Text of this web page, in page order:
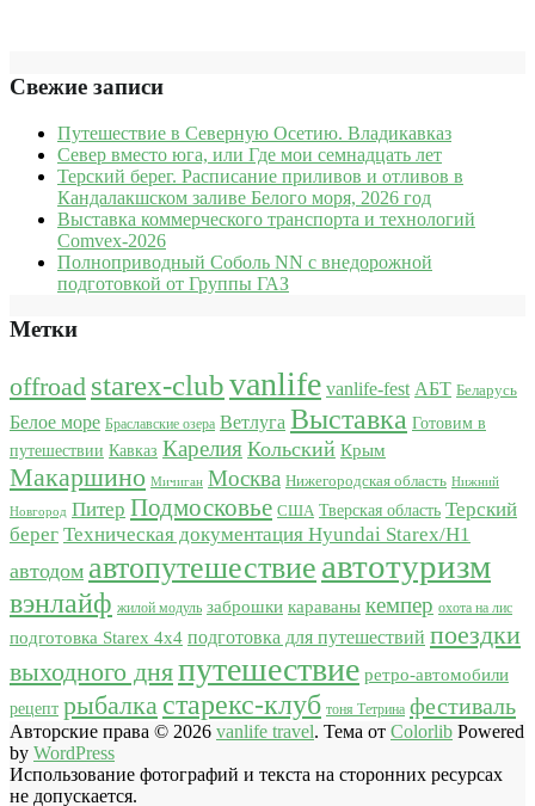
Свежие записи
Путешествие в Северную Осетию. Владикавказ
Север вместо юга, или Где мои семнадцать лет
Терский берег. Расписание приливов и отливов в
Кандалакшском заливе Белого моря, 2026 год
Выставка коммерческого транспорта и технологий
Comvex-2026
Полноприводный Соболь NN с внедорожной
подготовкой от Группы ГАЗ
Метки
offroad starex-clubvanlife vanlife-fest АБТ Беларусь
Белое море Браславские озера Ветлуга Выставка Готовим в
путешествии Кавказ Карелия Кольский Крым
Макаршино Мичиган Москва Нижегородская область Нижний
Новгород Питер Подмосковье США Тверская область Терский
берег Техническая документация Hyundai Starex/H1
автодом автопутешествие автотуризм
вэнлайф жилой модуль заброшки караваны кемпер охота на лис
подготовка Starex 4x4 подготовка для путешествий поездки
выходного дняпутешествие ретро-автомобили
рецепт рыбалка старекс-клуб тоня Тетрина фестиваль
Авторские права © 2026 vanlife travel. Тема от Colorlib Powered
by WordPress
Использование фотографий и текста на сторонних ресурсах
не допускается.